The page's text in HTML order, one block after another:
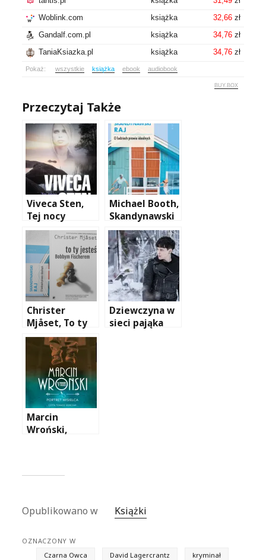
Woblink.com
książka 32,66zł
Gandalf.com.pl
książka 34,76zł
TaniaKsiazka.pl
książka 34,76zł
Pokaż: wszystkie książka ebook audiobook
BUY.BOX
Przeczytaj Także
Viveca Sten,
Tej nocy
umrzesz
Michael Booth,
Skandynawski
raj. O ludziach
prawie
idealnych
Christer
Mjåset, To ty
jesteś Bobbym
Fischerem
Dziewczyna w
sieci pająka
Marcin
Wroński,
czytany przez
Sobczaka)
Opublikowano w Książki
OZNACZONY W
Czarna Owca
David Lagercrantz
kryminał